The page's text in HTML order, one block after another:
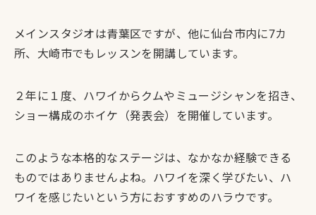
メインスタジオは青葉区ですが、他に仙台市内に7カ
所、大崎市でもレッスンを開講しています。
２年に１度、ハワイからクムやミュージシャンを招き、
ショー構成のホイケ（発表会）を開催しています。
このような本格的なステージは、なかなか経験できる
ものではありませんよね。 ハワイを深く学びたい、ハ
ワイを感じたいという方におすすめのハラウです。